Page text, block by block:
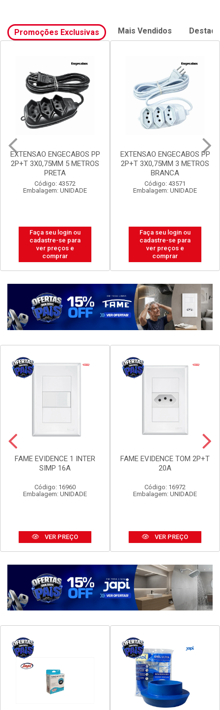
Promoções Exclusivas Mais Vendidos
2P+T 3X0,75MM 3 METROS
BRANCA
Código: 43571
Embalagem: UNIDADE
Faça seu login ou
cadastre-se para
ver preços e
comprar
ENGECABOS 4 TOMADAS
0,80 METRO BRANCA
Código: 43560
Embalagem: UNIDADE
Faça seu login ou
cadastre-se para
ver preços e
comprar
SIMP 16A
Código: 16960
VER PREÇO
20A
Código: 16972
VER PREÇO